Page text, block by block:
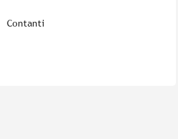
Contanti